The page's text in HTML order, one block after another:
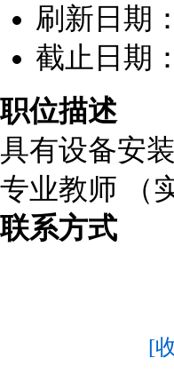
刷新日期
截止日期
职位描述
具有设备安
专业教师 （
联系方式
[